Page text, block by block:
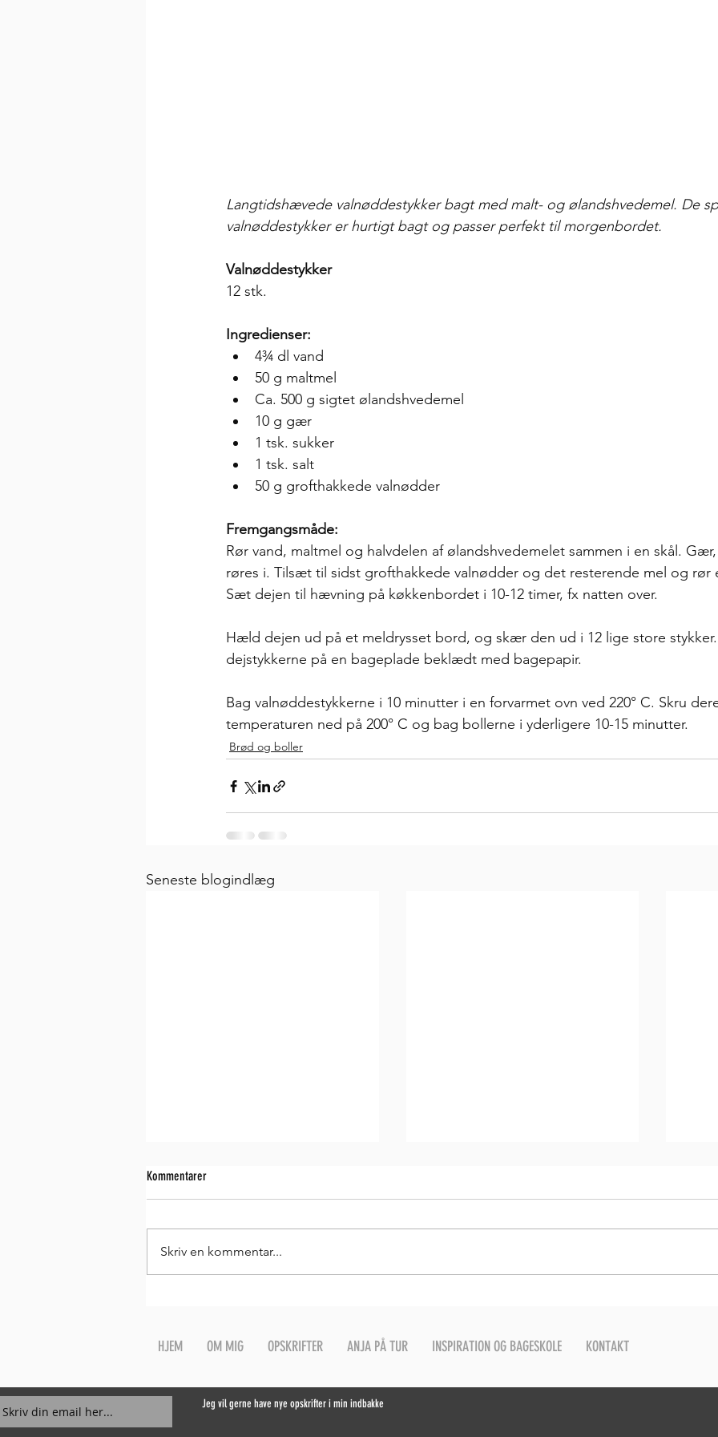
Langtidshævede valnøddestykker bagt med malt- og ølandshvedemel. De
valnøddestykker er hurtigt bagt og passer perfekt til morgenbordet.
Valnøddestykker
12 stk.
Ingredienser:
4¾ dl vand
50 g maltmel
Ca. 500 g sigtet ølandshvedemel
10 g gær
1 tsk. sukker
1 tsk. salt
50 g grofthakkede valnødder
Fremgangsmåde:
Rør vand, maltmel og halvdelen af ølandshvedemelet sammen i en skål.
røres i. Tilsæt til sidst grofthakkede valnødder og det resterende mel og rør
Sæt dejen til hævning på køkkenbordet i 10-12 timer, fx natten over.
Hæld dejen ud på et meldrysset bord, og skær den ud i 12 lige store
dejstykkerne på en bageplade beklædt med bagepapir.
Bag valnøddestykkerne i 10 minutter i en forvarmet ovn ved 220° C. Skru
temperaturen ned på 200° C og bag bollerne i yderligere 10-15 minutter.
Brød og boller
Seneste blogindlæg
Kommentarer
Skriv en kommentar...
HJEM OM MIG OPSKRIFTER ANJA PÅ TUR INSPIRATION OG BAGESKOLE KONTAKT
Jeg vil gerne have nye opskrifter i min indbakke